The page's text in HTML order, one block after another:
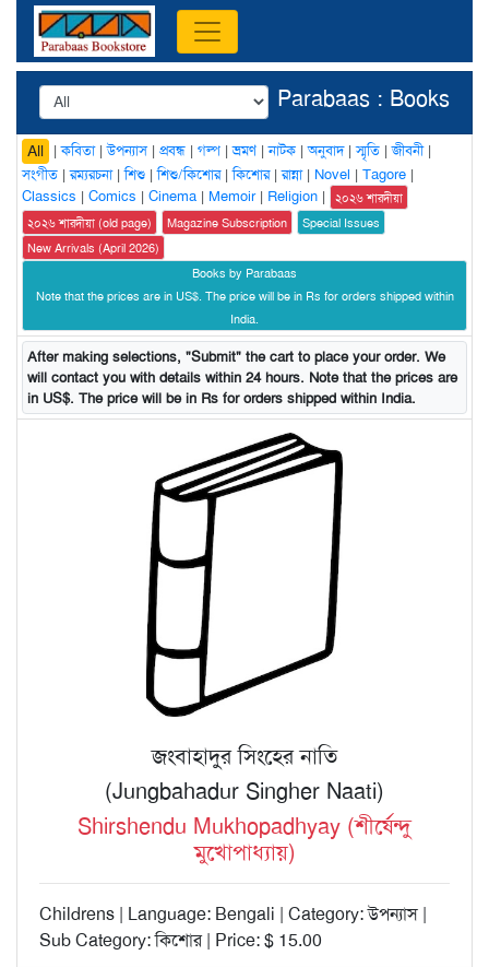
Parabaas : Books
All |কবিতা|উপন্যাস| প্রবন্ধ | গল্প |ভ্রমণ|নাটক |অনুবাদ|স্মৃতি |জীবনী|
সংগীত |রম্যরচনা|শিশু |শিশু/কিশোর|কিশোর|রান্না| Novel | Tagore |
Classics | Comics | Cinema | Memoir| Religion |
২০২৬ শারদীয়া
২০২৬ শারদীয়া (old page)
Magazine Subscription
Special Issues
New Arrivals (April 2026)
Books by Parabaas
Note that the prices are in US$. The price will be in Rs for orders shipped within
India.
After making selections, "Submit" the cart to place your order. We
will contact you with details within 24 hours. Note that the prices are
in US$. The price will be in Rs for orders shipped within India.
জংবাহাদুর সিংহের নাতি
(Jungbahadur Singher Naati)
Shirshendu Mukhopadhyay (শীর্ষেন্দু
মুখোপাধ্যায়)
Childrens | Language: Bengali | Category: উপন্যাস |
Sub Category: কিশোর | Price: $ 15.00